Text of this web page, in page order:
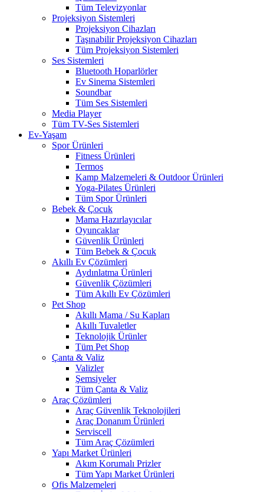
Tüm Televizyonlar
Projeksiyon Sistemleri
Projeksiyon Cihazları
Taşınabilir Projeksiyon Cihazları
Tüm Projeksiyon Sistemleri
Ses Sistemleri
Bluetooth Hoparlörler
Ev Sinema Sistemleri
Soundbar
Tüm Ses Sistemleri
Media Player
Tüm TV-Ses Sistemleri
Ev-Yaşam
Spor Ürünleri
Fitness Ürünleri
Termos
Kamp Malzemeleri & Outdoor Ürünleri
Yoga-Pilates Ürünleri
Tüm Spor Ürünleri
Bebek & Çocuk
Mama Hazırlayıcılar
Oyuncaklar
Güvenlik Ürünleri
Tüm Bebek & Çocuk
Akıllı Ev Çözümleri
Aydınlatma Ürünleri
Güvenlik Çözümleri
Tüm Akıllı Ev Çözümleri
Pet Shop
Akıllı Mama / Su Kapları
Akıllı Tuvaletler
Teknolojik Ürünler
Tüm Pet Shop
Çanta & Valiz
Valizler
Şemsiyeler
Tüm Çanta & Valiz
Araç Çözümleri
Araç Güvenlik Teknolojileri
Araç Donanım Ürünleri
Serviscell
Tüm Araç Çözümleri
Yapı Market Ürünleri
Akım Korumalı Prizler
Tüm Yapı Market Ürünleri
Ofis Malzemeleri